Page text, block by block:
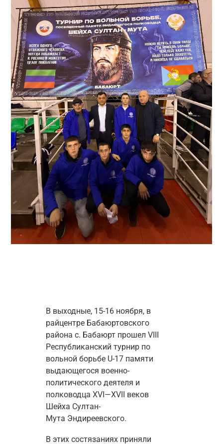
В выходные, 15-16 ноября, в
райцентре Бабаюртовского
района с. Бабаюрт прошел VIII
Республиканский турнир по
вольной борьбе U-17 памяти
выдающегося военно-
политического деятеля и
полководца XVI—XVII веков
Шейха Султан-
Мута Эндиреевского.
В этих состязаниях приняли